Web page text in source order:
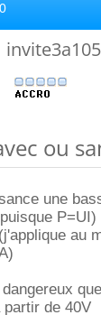
ou
une
au
de 40V